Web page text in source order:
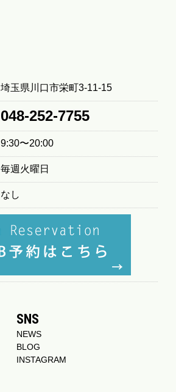
埼玉県川口市栄町3-11-15
048-252-7755
9:30〜20:00
毎週火曜日
なし
SNS
NEWS
BLOG
INSTAGRAM